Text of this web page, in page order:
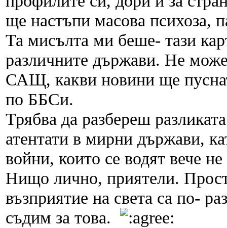
ще настъпи масова психоза,
Та мисълта ми беше- тази
различните държави. Не
САЩ, какви новини ще
по ББСи.
Трябва да разбереш
атентати в мирни държави,
войни, които се водят вече
Нищо лично, приятели.
възприятие на света са по-
съдим за това.